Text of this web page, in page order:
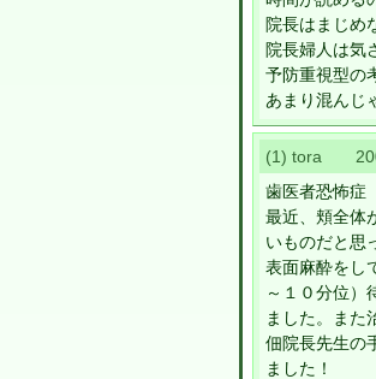
院長はまじめ
院長婦人は気
予防重視型の
あまり混んじ
(1) tora
歯医者恐怖症
最近、頬全体
いものだと思
表面麻酔をし
～１０分位）
ました。また
佃院長先生の
ました！